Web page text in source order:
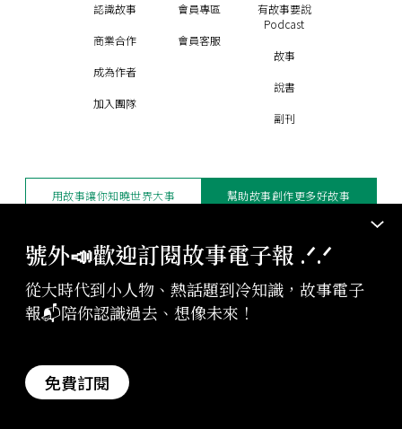
號外📣歡迎訂閱故事電子報 .ᐟ‪‪.ᐟ
從大時代到小人物、熱話題到冷知識，故事電子
報📬陪你認識過去、想像未來！
免費訂閱
認識故事
商業合作
成為作者
加入團隊
會員專區
會員客服
有故事要說
Podcast
故事
說書
副刊
版權聲明與轉載規範
授權與合作：contact@storystudio.tw
StoryStudio Inc. All Rights Reserved.
用故事讓你知曉世界大事 幫助故事創作更多好故事